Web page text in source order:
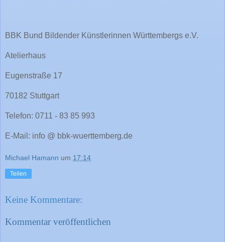
BBK Bund Bildender Künstlerinnen Württembergs e.V.
Atelierhaus
Eugenstraße 17
70182 Stuttgart
Telefon: 0711 - 83 85 993
E-Mail: info @ bbk-wuerttemberg.de
Michael Hamann um 17:14
Teilen
Keine Kommentare:
Kommentar veröffentlichen